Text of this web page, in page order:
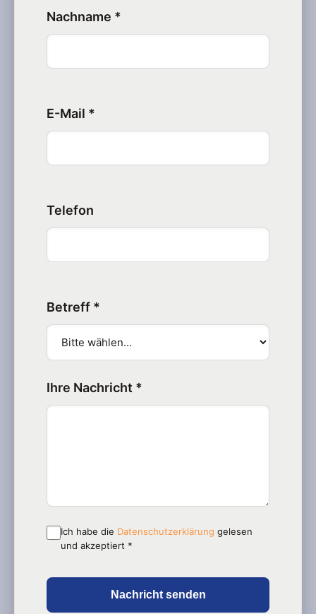
Nachname *
E-Mail *
Telefon
Betreff *
Ihre Nachricht *
Ich habe die Datenschutzerklärung gelesen
und akzeptiert *
Nachricht senden